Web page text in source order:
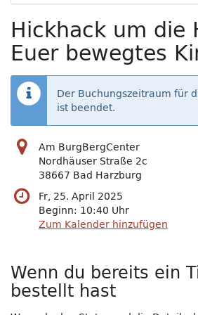
Hickhack um die
Euer bewegtes
Der Buchungszeitraum für
ist beendet.
Am BurgBergCenter
Nordhäuser Straße 2c
38667 Bad Harzburg
Fr, 25. April 2025
Beginn: 10:40 Uhr
Zum Kalender hinzufügen
Wenn du bereits ein
bestellt hast